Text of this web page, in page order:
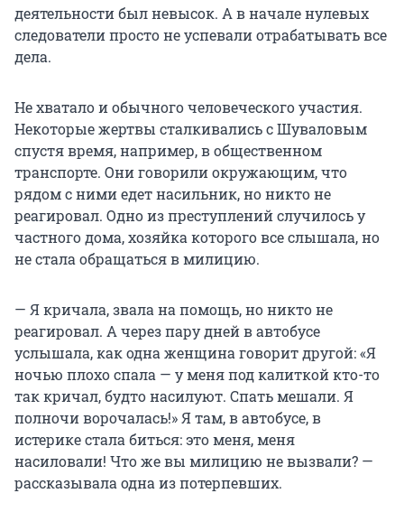
деятельности был невысок. А в начале нулевых
следователи просто не успевали отрабатывать все
дела.
Не хватало и обычного человеческого участия.
Некоторые жертвы сталкивались с Шуваловым
спустя время, например, в общественном
транспорте. Они говорили окружающим, что
рядом с ними едет насильник, но никто не
реагировал. Одно из преступлений случилось у
частного дома, хозяйка которого все слышала, но
не стала обращаться в милицию.
— Я кричала, звала на помощь, но никто не
реагировал. А через пару дней в автобусе
услышала, как одна женщина говорит другой: «Я
ночью плохо спала — у меня под калиткой кто-то
так кричал, будто насилуют. Спать мешали. Я
полночи ворочалась!» Я там, в автобусе, в
истерике стала биться: это меня, меня
насиловали! Что же вы милицию не вызвали? —
рассказывала одна из потерпевших.